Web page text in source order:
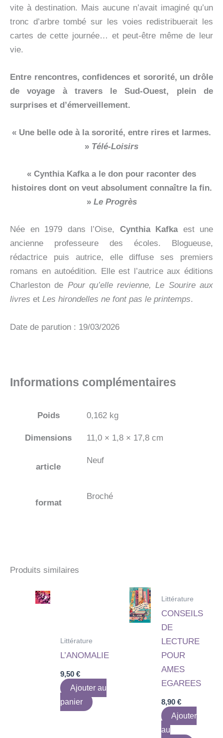
vite à destination. Mais aucune n’avait imaginé qu’un
tronc d’arbre tombé sur les voies redistribuerait les
cartes de cette journée… et peut-être même de leur
vie.
Entre rencontres, confidences et sororité, un drôle
de voyage à travers le Sud-Ouest, plein de
surprises et d’émerveillement.
« Une belle ode à la sororité, entre rires et larmes.
» Télé-Loisirs
« Cynthia Kafka a le don pour raconter des
histoires dont on veut absolument connaître la fin.
» Le Progrès
Née en 1979 dans l’Oise, Cynthia Kafkaest une
ancienne professeure des écoles. Blogueuse,
rédactrice puis autrice, elle diffuse ses premiers
romans en autoédition. Elle est l’autrice aux éditions
Charleston de Pour qu’elle revienne, Le Sourire aux
livres et Les hirondelles ne font pas le printemps.
Date de parution : 19/03/2026
Informations complémentaires
Poids 0,162 kg
Dimensions 11,0 × 1,8 × 17,8 cm
article
Neuf
format
Broché
Produits similaires
Littérature
L’ANOMALIE
9,50€
Ajouter au
panier
Littérature
CONSEILS
DE
LECTURE
POUR
AMES
EGAREES
8,90 €
Ajouter
au